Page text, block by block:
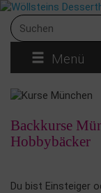
Menü
Backkurse
Hobbybäcker
Du bist Einsteiger